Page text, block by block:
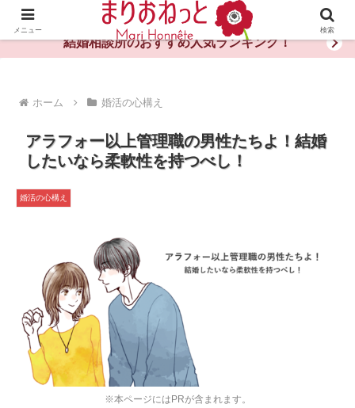
婚活や出会いの体験談・評判・秘訣がわかる情報サイト
結婚相談所のおすすめ人気ランキング！
ホーム 婚活の心構え
アラフォー以上管理職の男性たちよ！結婚
したいなら柔軟性を持つべし！
※本ページにはPRが含まれます。
婚活の心構え
メニュー 検索